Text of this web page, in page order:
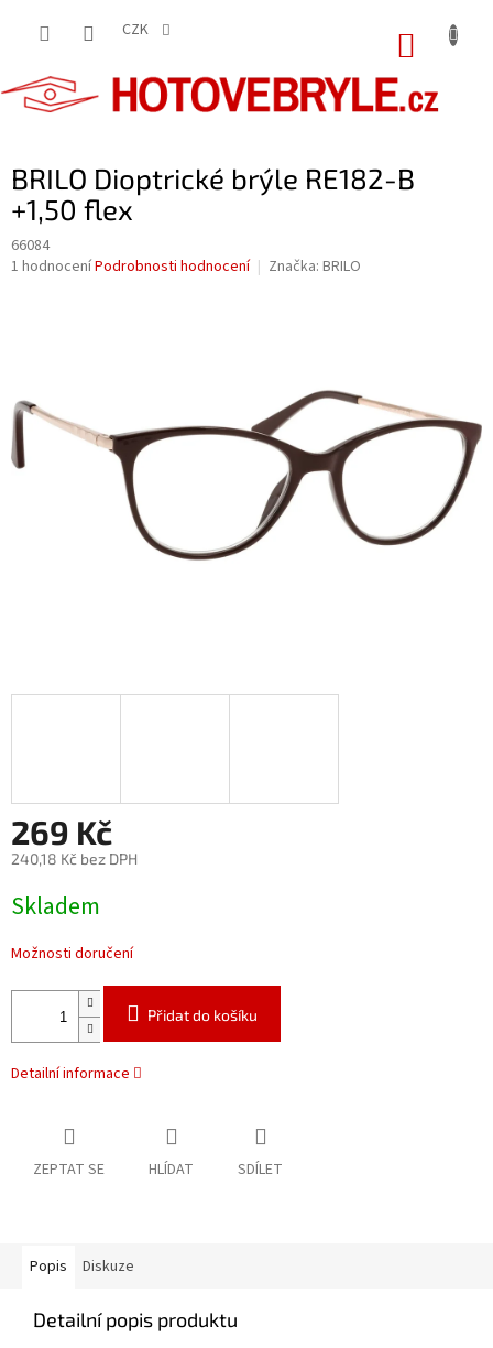
CZK
BRILO Dioptrické brýle RE182-B
+1,50 flex
66084
Průměrné
hvězdiček.
1 hodnoceníPodrobnosti hodnocení Značka: BRILO
269 Kč
240,18 Kč bez DPH
cena:
Skladem
Možnosti doručení
Přidat do košíku
Detailní informace
ZEPTAT SE HLÍDAT SDÍLET
Popis Diskuze
Detailní popis produktu